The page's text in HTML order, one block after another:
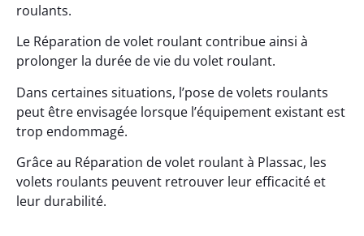
roulants.
Le Réparation de volet roulant contribue ainsi à
prolonger la durée de vie du volet roulant.
Dans certaines situations, l’pose de volets roulants
peut être envisagée lorsque l’équipement existant est
trop endommagé.
Grâce au Réparation de volet roulant à Plassac, les
volets roulants peuvent retrouver leur efficacité et
leur durabilité.